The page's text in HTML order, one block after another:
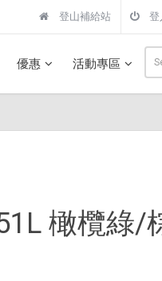
登山補給站 登
優惠 活動專區
橄欖綠/